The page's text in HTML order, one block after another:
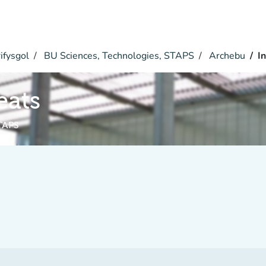
BU Sciences, Technologies, STAPS Archebu